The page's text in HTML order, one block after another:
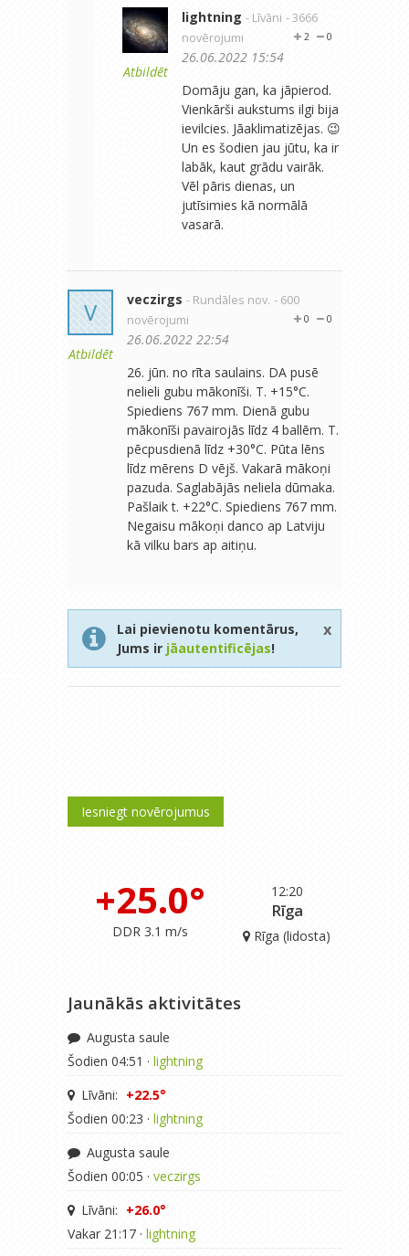
Atbildēt
lightning - Līvāni - 3666
novērojumi
0
2
26.06.2022 15:54
Domāju gan, ka jāpierod.
Vienkārši aukstums ilgi bija
ievilcies. Jāaklimatizējas. 😉
Un es šodien jau jūtu, ka ir
labāk, kaut grādu vairāk.
Vēl pāris dienas, un
jutīsimies kā normālā
vasarā.
V
Atbildēt
veczirgs - Rundāles nov. - 600
novērojumi
0
0
26.06.2022 22:54
26. jūn. no rīta saulains. DA pusē
nelieli gubu mākonīši. T. +15°C.
Spiediens 767 mm. Dienā gubu
mākonīši pavairojās līdz 4 ballēm. T.
pēcpusdienā līdz +30°C. Pūta lēns
līdz mērens D vējš. Vakarā mākoņi
pazuda. Saglabājās neliela dūmaka.
Pašlaik t. +22°C. Spiediens 767 mm.
Negaisu mākoņi danco ap Latviju
kā vilku bars ap aitiņu.
Lai pievienotu komentārus,
Jums ir jāautentificējas!
x
Iesniegt novērojumus
12:20
+25.0°
DDR 3.1 m/s
Rīga
Rīga (lidosta)
Jaunākās aktivitātes
Augusta saule
Šodien 04:51 · lightning
Līvāni: +22.5°
Šodien 00:23 · lightning
Augusta saule
Šodien 00:05 · veczirgs
Līvāni: +26.0°
Vakar 21:17 · lightning